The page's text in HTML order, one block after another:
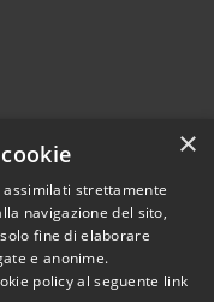
© 2026 • Comune di
• Powered by
×
assimilati strettamente
navigazione del sito,
fine di elaborare
e anonime.
policy al seguente link